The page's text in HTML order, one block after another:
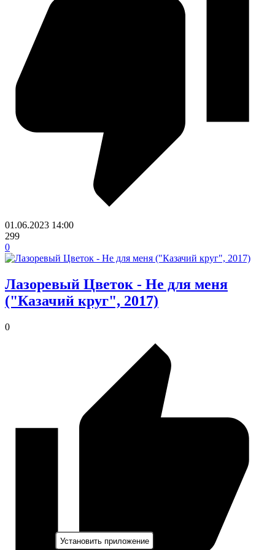
01.06.2023 14:00
299
0
Лазоревый Цветок - Не для меня
("Казачий круг", 2017)
0
Установить приложение